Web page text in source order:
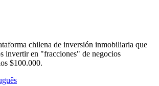
chilena de inversión inmobiliaria que
invertir en "fracciones" de negocios
$100.000.